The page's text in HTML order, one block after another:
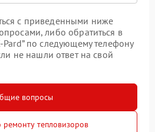
с приведенными ниже
либо обратиться в
по следующему телефону
не нашли ответ на свой
вопросы
тепловизоров